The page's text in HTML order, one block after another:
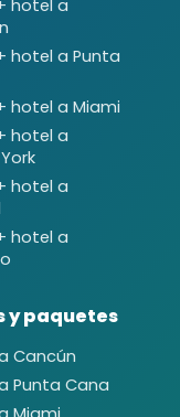
hotel a
hotel a Punta
hotel a Miami
hotel a
hotel a
hotel a
y paquetes
Cancún
Punta Cana